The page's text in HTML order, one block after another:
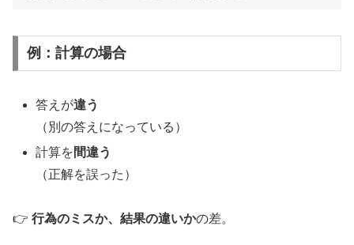
例：計算の場合
答えが違う
（別の答えになっている）
計算を間違う
（正解を誤った）
👉 行為のミスか、結果の違いかの差。